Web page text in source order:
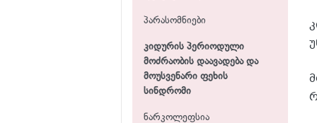
პარასომნიები
კიდურის პერიოდული
მოძრაობის დაავადება და
მოუსვენარი ფეხის
სინდრომი
ნარკოლეფსია